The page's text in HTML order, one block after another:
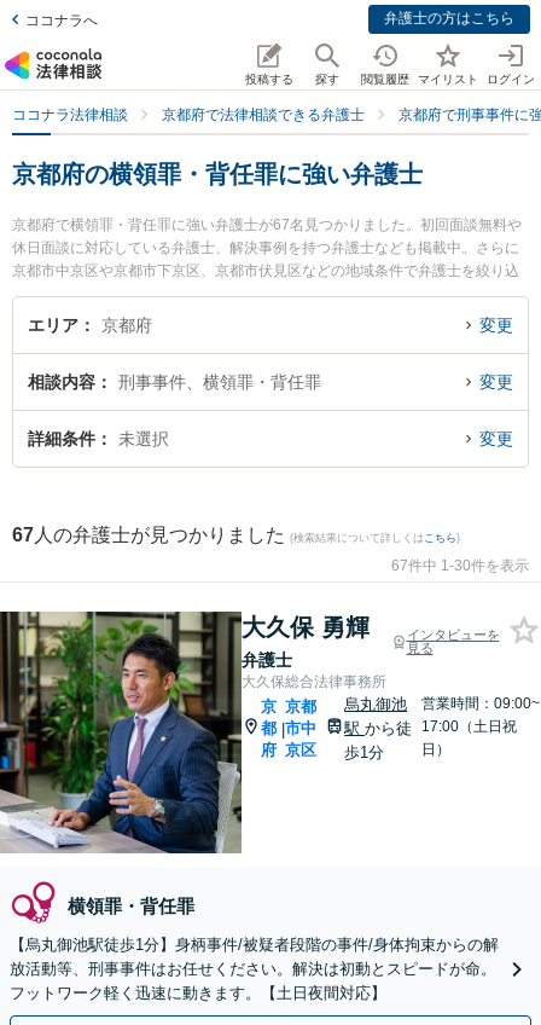
ココナラへ 弁護士の方はこちら
投稿する 探す 閲覧履歴 マイリスト ログイン
ココナラ法律相談 京都府で法律相談できる弁護士 京都府で刑事事件に
京都府の横領罪・背任罪に強い弁護士
京都府で横領罪・背任罪に強い弁護士が67名見つかりました。初回面談無料や
休日面談に対応している弁護士、解決事例を持つ弁護士なども掲載中。さらに
京都市中京区や京都市下京区、京都市伏見区などの地域条件で弁護士を絞り込
めます。刑事事件に関係する加害者側や少年事件、再犯・前科あり等の細かな
分野での絞り込み検索もでき便利です。特に大久保総合法律事務所の大久保 勇
『京都府で土日や夜間に発生した横領罪・背任罪のトラブルを今すぐに弁護士
に相談したい』『横領罪・背任罪のトラブル解決の実績豊富な近くの弁護士を
検索したい』『初回相談無料で横領罪・背任罪を法律相談できる京都府内の弁
エリア 京都府 変更
相談内容 刑事事件、横領罪・背任罪 変更
詳細条件 未選択 変更
67 人の弁護士が見つかりました (検索結果について詳しくは こちら)
67件中 1-30件を表示
大久保 勇輝
弁護士
インタビューを
見る
大久保総合法律事務所
京
都
府
|
京都
市中
京区
烏丸御池
駅から徒
歩1分
営業時間：09:00~
17:00（土日祝
日）
横領罪・背任罪
【烏丸御池駅徒歩1分】身柄事件/被疑者段階の事件/身体拘束からの解
放活動等、刑事事件はお任せください。解決は初動とスピードが命。
フットワーク軽く迅速に動きます。【土日夜間対応】